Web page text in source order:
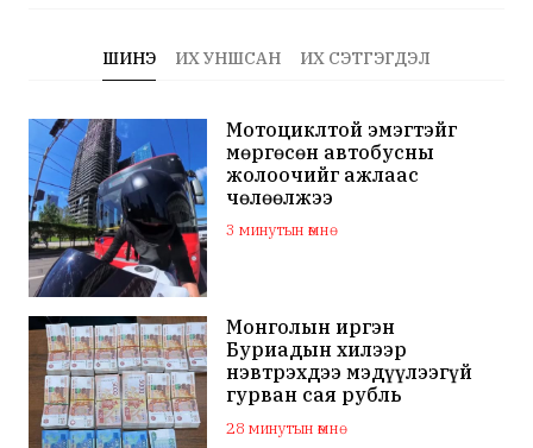
ШИНЭ ИХ УНШСАН ИХ СЭТГЭГДЭЛ
Мотоциклтой эмэгтэйг
мөргөсөн автобусны
жолоочийг ажлаас
чөлөөлжээ
3 минутын өмнө
Монголын иргэн
Буриадын хилээр
нэвтрэхдээ мэдүүлээгүй
гурван сая рубль
хураалгажээ
28 минутын өмнө